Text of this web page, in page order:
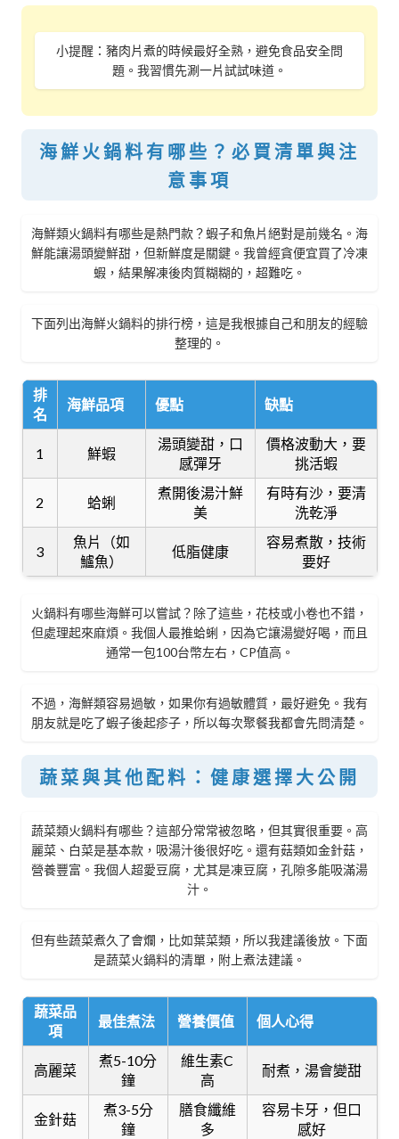
小提醒：豬肉片煮的時候最好全熟，避免食品安全問
題。我習慣先涮一片試試味道。
海鮮火鍋料有哪些？必買清單與注
意事項
海鮮類火鍋料有哪些是熱門款？蝦子和魚片絕對是前幾名。海
鮮能讓湯頭變鮮甜，但新鮮度是關鍵。我曾經貪便宜買了冷凍
蝦，結果解凍後肉質糊糊的，超難吃。
下面列出海鮮火鍋料的排行榜，這是我根據自己和朋友的經驗
整理的。
排
名
海鮮品項 優點 缺點
1 鮮蝦
湯頭變甜，口
感彈牙
價格波動大，要
挑活蝦
2 蛤蜊
煮開後湯汁鮮
美
有時有沙，要清
洗乾淨
3
魚片（如
鱸魚）
低脂健康
容易煮散，技術
要好
火鍋料有哪些海鮮可以嘗試？除了這些，花枝或小卷也不錯，
但處理起來麻煩。我個人最推蛤蜊，因為它讓湯變好喝，而且
通常一包100台幣左右，CP值高。
不過，海鮮類容易過敏，如果你有過敏體質，最好避免。我有
朋友就是吃了蝦子後起疹子，所以每次聚餐我都會先問清楚。
蔬菜與其他配料：健康選擇大公開
蔬菜類火鍋料有哪些？這部分常常被忽略，但其實很重要。高
麗菜、白菜是基本款，吸湯汁後很好吃。還有菇類如金針菇，
營養豐富。我個人超愛豆腐，尤其是凍豆腐，孔隙多能吸滿湯
汁。
但有些蔬菜煮久了會爛，比如葉菜類，所以我建議後放。下面
是蔬菜火鍋料的清單，附上煮法建議。
蔬菜品
項
最佳煮法 營養價值 個人心得
高麗菜
煮5-10分
鐘
維生素C
高
耐煮，湯會變甜
金針菇
煮3-5分
鐘
膳食纖維
多
容易卡牙，但口
感好